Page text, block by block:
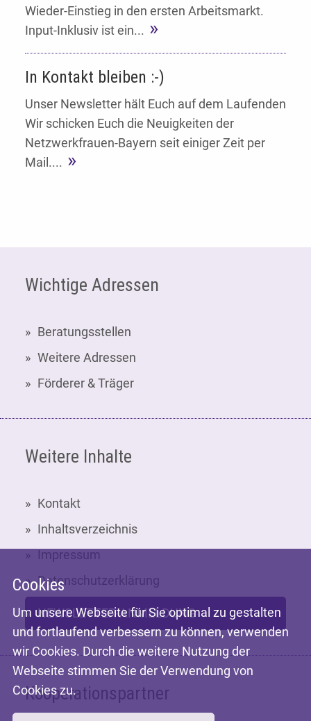
Wieder-Einstieg in den ersten Arbeitsmarkt.
Input-Inklusiv ist ein...
In Kontakt bleiben :-)
Unser Newsletter hält Euch auf dem Laufenden
Wir schicken Euch die Neuigkeiten der
Netzwerkfrauen-Bayern seit einiger Zeit per
Mail....
Wichtige Adressen
Beratungsstellen
Weitere Adressen
Förderer & Träger
Weitere Inhalte
Kontakt
Inhaltsverzeichnis
Impressum
Datenschutzerklärung
NEWSLETTER-ANMELDUNG
Kooperationspartner
Cookies
Um unsere Webseite für Sie optimal zu gestalten
und fortlaufend verbessern zu können, verwenden
wir Cookies. Durch die weitere Nutzung der
Webseite stimmen Sie der Verwendung von
Cookies zu.